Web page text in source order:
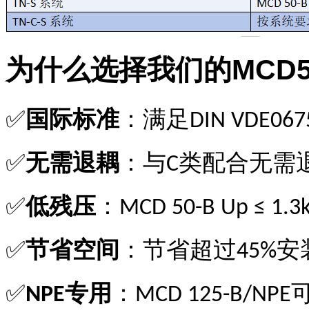
为什么选择我们的MCD
✅ 国际标准：满足 DIN
✅无需退耦 ：与C类配合无需
✅低残压 ： MCD 50-B Up ≤
✅节省空间 ：节省超过45%安
✅NPE专用 ： MCD 125-B/NPE